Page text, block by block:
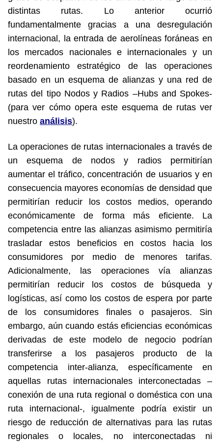
distintas rutas. Lo anterior ocurrió
fundamentalmente gracias a una desregulación
internacional, la entrada de aerolíneas foráneas en
los mercados nacionales e internacionales y un
reordenamiento estratégico de las operaciones
basado en un esquema de alianzas y una red de
rutas del tipo Nodos y Radios –Hubs and Spokes-
(para ver cómo opera este esquema de rutas ver
nuestro análisis).
La operaciones de rutas internacionales a través de
un esquema de nodos y radios permitirían
aumentar el tráfico, concentración de usuarios y en
consecuencia mayores economías de densidad que
permitirían reducir los costos medios, operando
económicamente de forma más eficiente. La
competencia entre las alianzas asimismo permitiría
trasladar estos beneficios en costos hacia los
consumidores por medio de menores tarifas.
Adicionalmente, las operaciones vía alianzas
permitirían reducir los costos de búsqueda y
logísticas, así como los costos de espera por parte
de los consumidores finales o pasajeros. Sin
embargo, aún cuando estás eficiencias económicas
derivadas de este modelo de negocio podrían
transferirse a los pasajeros producto de la
competencia inter-alianza, específicamente en
aquellas rutas internacionales interconectadas –
conexión de una ruta regional o doméstica con una
ruta internacional-, igualmente podría existir un
riesgo de reducción de alternativas para las rutas
regionales o locales, no interconectadas ni